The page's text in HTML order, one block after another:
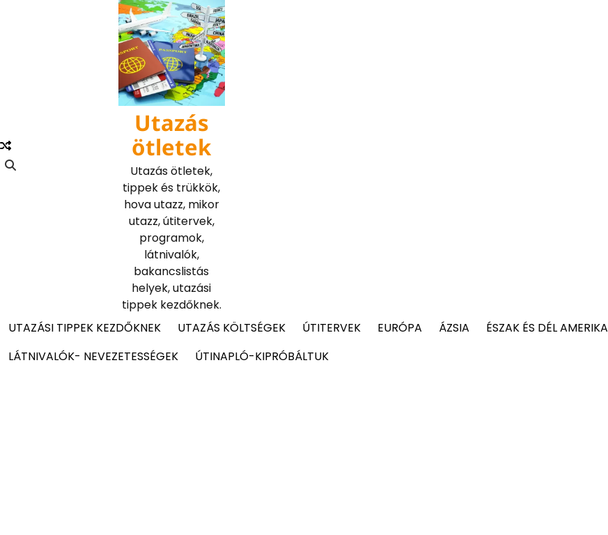
Utazás
ötletek
Utazás ötletek,
tippek és trükkök,
hova utazz, mikor
utazz, útitervek,
programok,
látnivalók,
bakancslistás
helyek, utazási
tippek kezdőknek.
UTAZÁSI TIPPEK KEZDŐKNEK
UTAZÁS KÖLTSÉGEK ÚTITERVEK EURÓPA ÁZSIA ÉSZAK ÉS DÉL AMERIKA
LÁTNIVALÓK- NEVEZETESSÉGEK
ÚTINAPLÓ-KIPRÓBÁLTUK